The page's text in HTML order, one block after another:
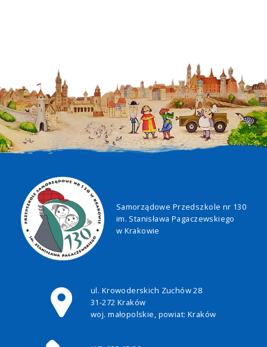
Samorządowe Przedszkole nr 130
im. Stanisława Pagaczewskiego
w Krakowie
ul. Krowoderskich Zuchów 28
31-272 Kraków
woj. małopolskie, powiat: Kraków